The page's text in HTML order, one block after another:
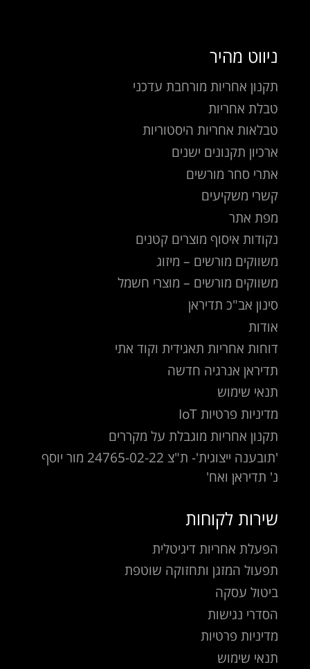
ניווט מהיר
תקנון אחריות מורחבת עדכני
טבלת אחריות
טבלאות אחריות היסטוריות
ארכיון תקנונים ישנים
אתרי סחר מורשים
קשרי משקיעים
מפת אתר
נקודות איסוף מוצרים קטנים
משווקים מורשים – מיזוג
משווקים מורשים – מוצרי חשמל
סינון אב"כ תדיראן
אודות
דוחות אחריות תאגידית וקוד אתי
תדיראן אנרגיה חדשה
תנאי שימוש
מדיניות פרטיות IoT
תקנון אחריות מוגבלת על מקררים
'תובענה ייצוגית'- ת"צ 24765-02-22 מור יוסף
נ' תדיראן ואח'
שירות לקוחות
הפעלת אחריות דיגיטלית
תפעול המזגן ותחזוקה שוטפת
ביטול עסקה
הסדרי נגישות
מדיניות פרטיות
תנאי שימוש